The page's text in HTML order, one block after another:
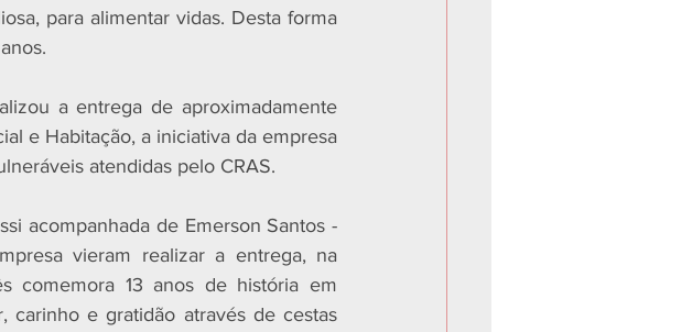
para alimentar vidas. Desta forma
a entrega de aproximadamente
e Habitação, a iniciativa da empresa
atendidas pelo CRAS.
acompanhada de Emerson Santos -
vieram realizar a entrega, na
comemora 13 anos de história em
carinho e gratidão através de cestas